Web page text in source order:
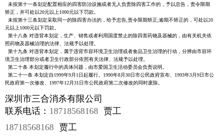
未按第十一条划定配置相应的四害防治设施或者无人负责除四害工作的，予以忠告，责令限期
矫正，并可处以20元以上1000元以下罚款。
未按第十三条划定采取同一的除四害办法的，给予忠告,责令限期矫正;逾期不矫正的，可处以20
元以上1000元以下罚款。
第十八条 对违背本划定，生产、销售或者利用国度禁止的除四害药物及器械的，由有关机关依
照药物及器械治理的法律、法规予以处理。
第十九条 对违背本划定，属于违背市容环境卫生治理或者食品卫生治理的行动，分辨由市容环
境卫生治理部分或者卫生行政部分依照有关法律、法规予以处理。
第二十条 本划定履行中的具体问题，由市爱国卫生活动委员会负责说明。
第二十一条 本划定自1999年9月1日起履行。1990年8月30日市公民政府宣布、1993年3月9日市公
民政府第一次修改、1997年12月31日市公民政府第二次修改的同时废除。
深圳市三合消杀有限公司
联系电话： 18718568168 贾工
18718568168 贾工